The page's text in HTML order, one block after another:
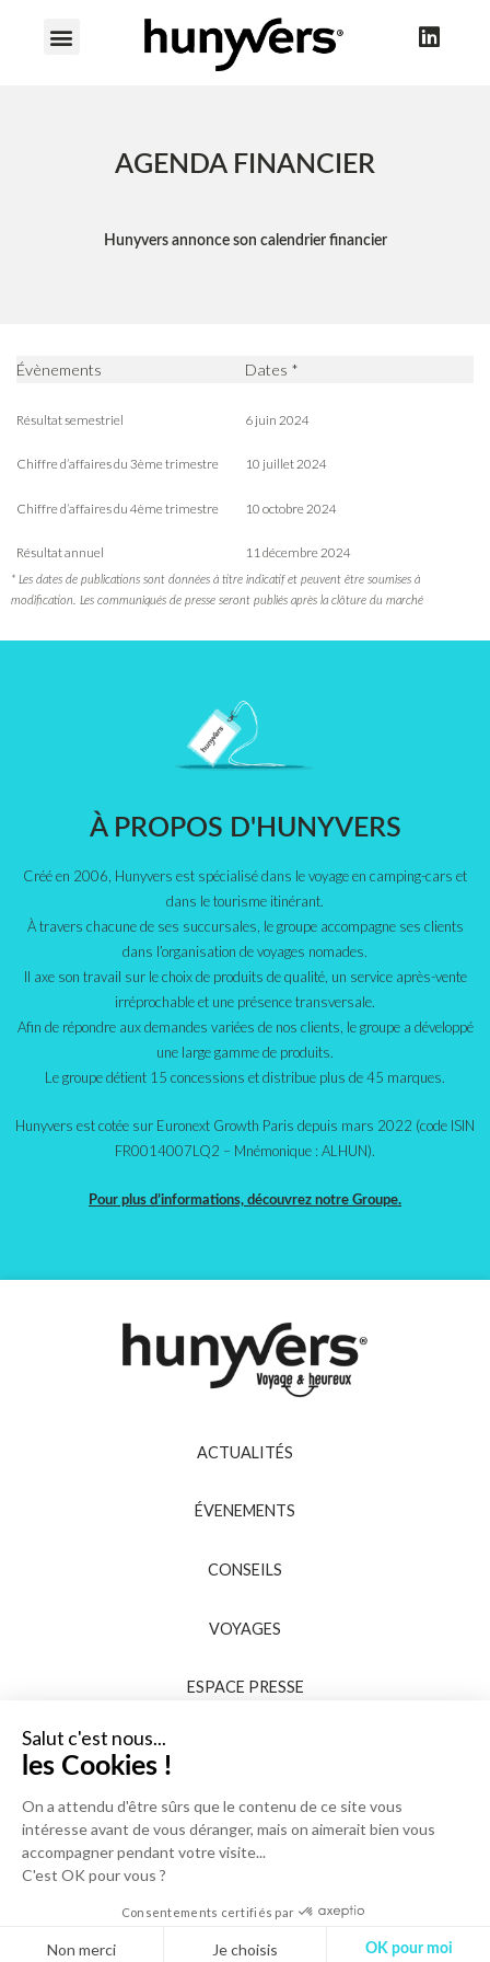
AGENDA FINANCIER
Hunyvers annonce son calendrier financier
Évènements
Résultat semestriel
Chiffre d’affaires du 3ème trimestre
Chiffre d’affaires du 4ème trimestre
Résultat annuel
Dates *
6 juin 2024
10 juillet 2024
10 octobre 2024
11 décembre 2024
* Les dates de publications sont données à titre indicatif et peuvent être soumises à
modification. Les communiqués de presse seront publiés après la clôture du marché
À PROPOS D'HUNYVERS
Créé en 2006, Hunyvers est spécialisé dans le voyage en camping-cars et
dans le tourisme itinérant.
À travers chacune de ses succursales, le groupe accompagne ses clients
dans l’organisation de voyages nomades.
Il axe son travail sur le choix de produits de qualité, un service après-vente
irréprochable et une présence transversale.
Afin de répondre aux demandes variées de nos clients, le groupe a développé
une large gamme de produits.
Le groupe détient 15 concessions et distribue plus de 45 marques.
Hunyvers est cotée sur Euronext Growth Paris depuis mars 2022 (code ISIN
FR0014007LQ2 – Mnémonique : ALHUN).
Pour plus d’informations, découvrez notre Groupe.
ACTUALITÉS
ÉVENEMENTS
CONSEILS
VOYAGES
ESPACE PRESSE
Salut c'est nous...
les Cookies !
On a attendu d'être sûrs que le contenu
de ce site vous intéresse avant de vous déranger, mais on
aimerait bien vous accompagner pendant votre visite...
C'est OK pour vous ?
Consentements certifiés par
Non merci Je choisis OK pour moi